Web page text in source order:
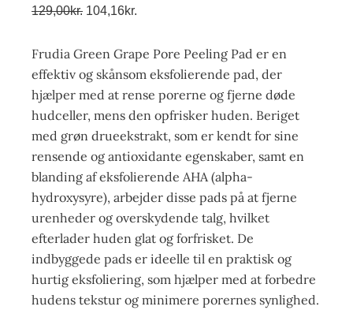
129,00kr. 104,16kr.
Frudia Green Grape Pore Peeling Pad er en
effektiv og skånsom eksfolierende pad, der
hjælper med at rense porerne og fjerne døde
hudceller, mens den opfrisker huden. Beriget
med grøn drueekstrakt, som er kendt for sine
rensende og antioxidante egenskaber, samt en
blanding af eksfolierende AHA (alpha-
hydroxysyre), arbejder disse pads på at fjerne
urenheder og overskydende talg, hvilket
efterlader huden glat og forfrisket. De
indbyggede pads er ideelle til en praktisk og
hurtig eksfoliering, som hjælper med at forbedre
hudens tekstur og minimere porernes synlighed.